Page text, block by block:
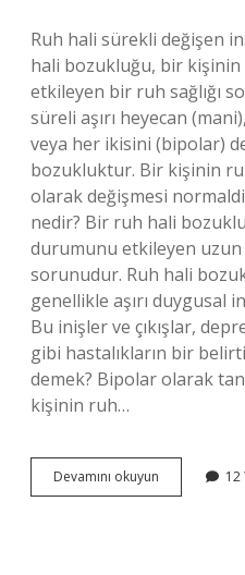
Ruh hali sürekli değişen
hali bozukluğu, bir
etkileyen bir ruh sağlığı
süreli aşırı heyecan
veya her ikisini (bipolar)
bozukluktur. Bir kişinin
olarak değişmesi
nedir? Bir ruh hali
durumunu etkileyen uzun
sorunudur. Ruh hali
genellikle aşırı duygusal
Bu inişler ve çıkışlar,
gibi hastalıkların bir
demek? Bipolar olarak
kişinin ruh…
Devamını okuyun
Halinin
12